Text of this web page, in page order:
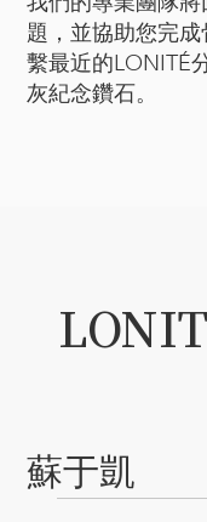
題，並協助您完
繫最近的LONITÉ
灰紀念鑽石。
蘇于凱